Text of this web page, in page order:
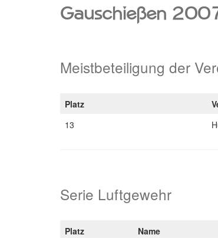
Gauschießen
Meistbeteiligung der
Platz
13
Serie Luftgewehr
Platz
Name